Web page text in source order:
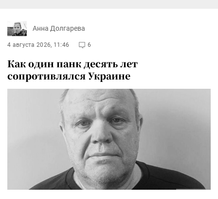
Анна Долгарева
4 августа 2026, 11:46 6
Как один панк десять лет
сопротивлялся Украине